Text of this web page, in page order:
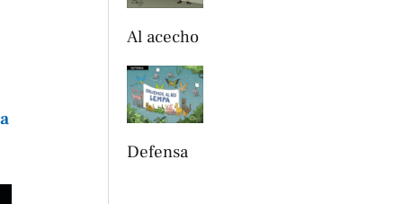
Al acecho
Defensa